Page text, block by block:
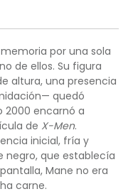
por una sola
de ellos. Su figura
altura, una presencia
quedó
2000 encarnó a
de X-Men.
inicial, fría y
que establecía
Mane no era
carne.